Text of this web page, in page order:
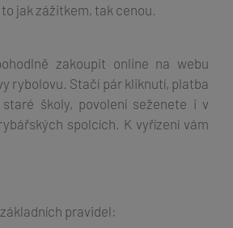
jak zážitkem, tak cenou.
zakoupit online na webu
rybolovu. Stačí pár kliknutí, platba
školy, povolení seženete i v
spolcích.
K vyřízení vám
pravidel: